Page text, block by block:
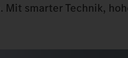
Mit smarter Technik,